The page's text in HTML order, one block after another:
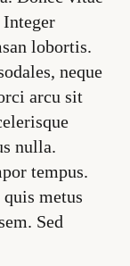
lobortis.
neque
arcu sit
nulla.
tempus.
metus
Sed